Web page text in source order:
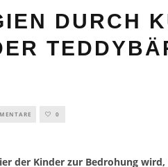
DURCH
0
der Kinder zur Bedrohung